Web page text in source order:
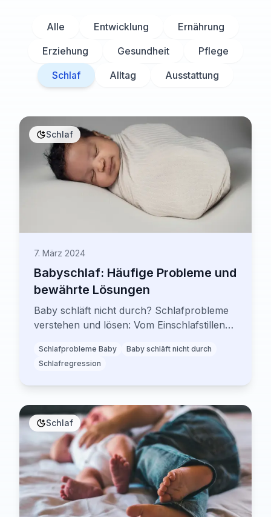
Alle Entwicklung
Ernährung
Erziehung
Gesundheit
Pflege
Schlaf
Alltag Ausstattung
Schlaf
7. März 2024
Babyschlaf: Häufige Probleme und
bewährte Lösungen
Baby schläft nicht durch? Schlafprobleme
verstehen und lösen: Vom Einschlafstillen
für bessere Nächte.
Schlafprobleme Baby
Baby schläft nicht durch
Schlafregression
Schlaf